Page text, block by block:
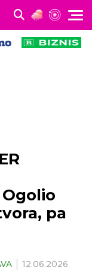
Ogolio
pa
12.06.2026